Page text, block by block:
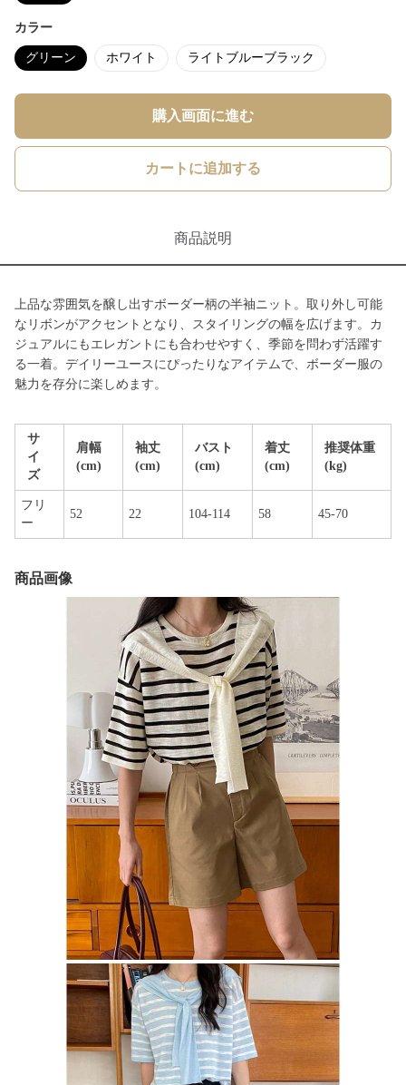
カラー
グリーン ホワイト ライトブルーブラック
購入画面に進む
カートに追加する
商品説明
上品な雰囲気を醸し出すボーダー柄の半袖ニット。取り外し可能
なリボンがアクセントとなり、スタイリングの幅を広げます。カ
ジュアルにもエレガントにも合わせやすく、季節を問わず活躍す
る一着。デイリーユースにぴったりなアイテムで、ボーダー服の
魅力を存分に楽しめます。
サ
イ
ズ
肩幅
(cm)
袖丈
(cm)
バスト
(cm)
着丈
(cm)
推奨体重
(kg)
フリ
ー
52 22 104-114 58 45-70
商品画像